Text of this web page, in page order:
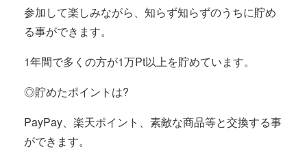
参加して楽しみながら、知らず知らずのうちに貯め
る事ができます。
1年間で多くの方が1万Pt以上を貯めています。
◎貯めたポイントは?
PayPay、楽天ポイント、素敵な商品等と交換する事
ができます。